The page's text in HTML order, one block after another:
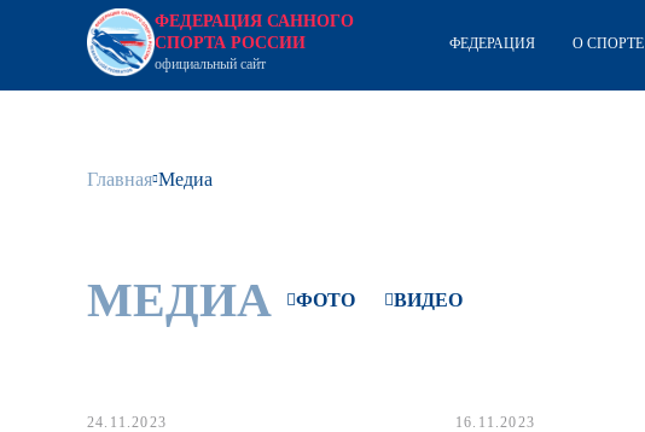
ФЕДЕРАЦИЯ САННОГО
СПОРТА РОССИИ
официальный сайт
ФЕДЕРАЦИЯ О СПОРТЕ
Главная Медиа
МЕДИА ФОТО ВИДЕО
24.11.2023 16.11.2023